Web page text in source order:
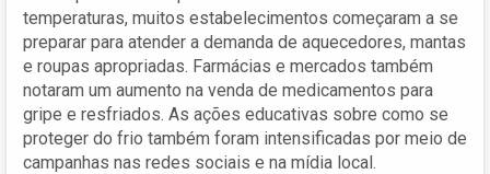
temperaturas, muitos estabelecimentos começaram a se
preparar para atender a demanda de aquecedores, mantas
e roupas apropriadas. Farmácias e mercados também
notaram um aumento na venda de medicamentos para
gripe e resfriados. As ações educativas sobre como se
proteger do frio também foram intensificadas por meio de
campanhas nas redes sociais e na mídia local.